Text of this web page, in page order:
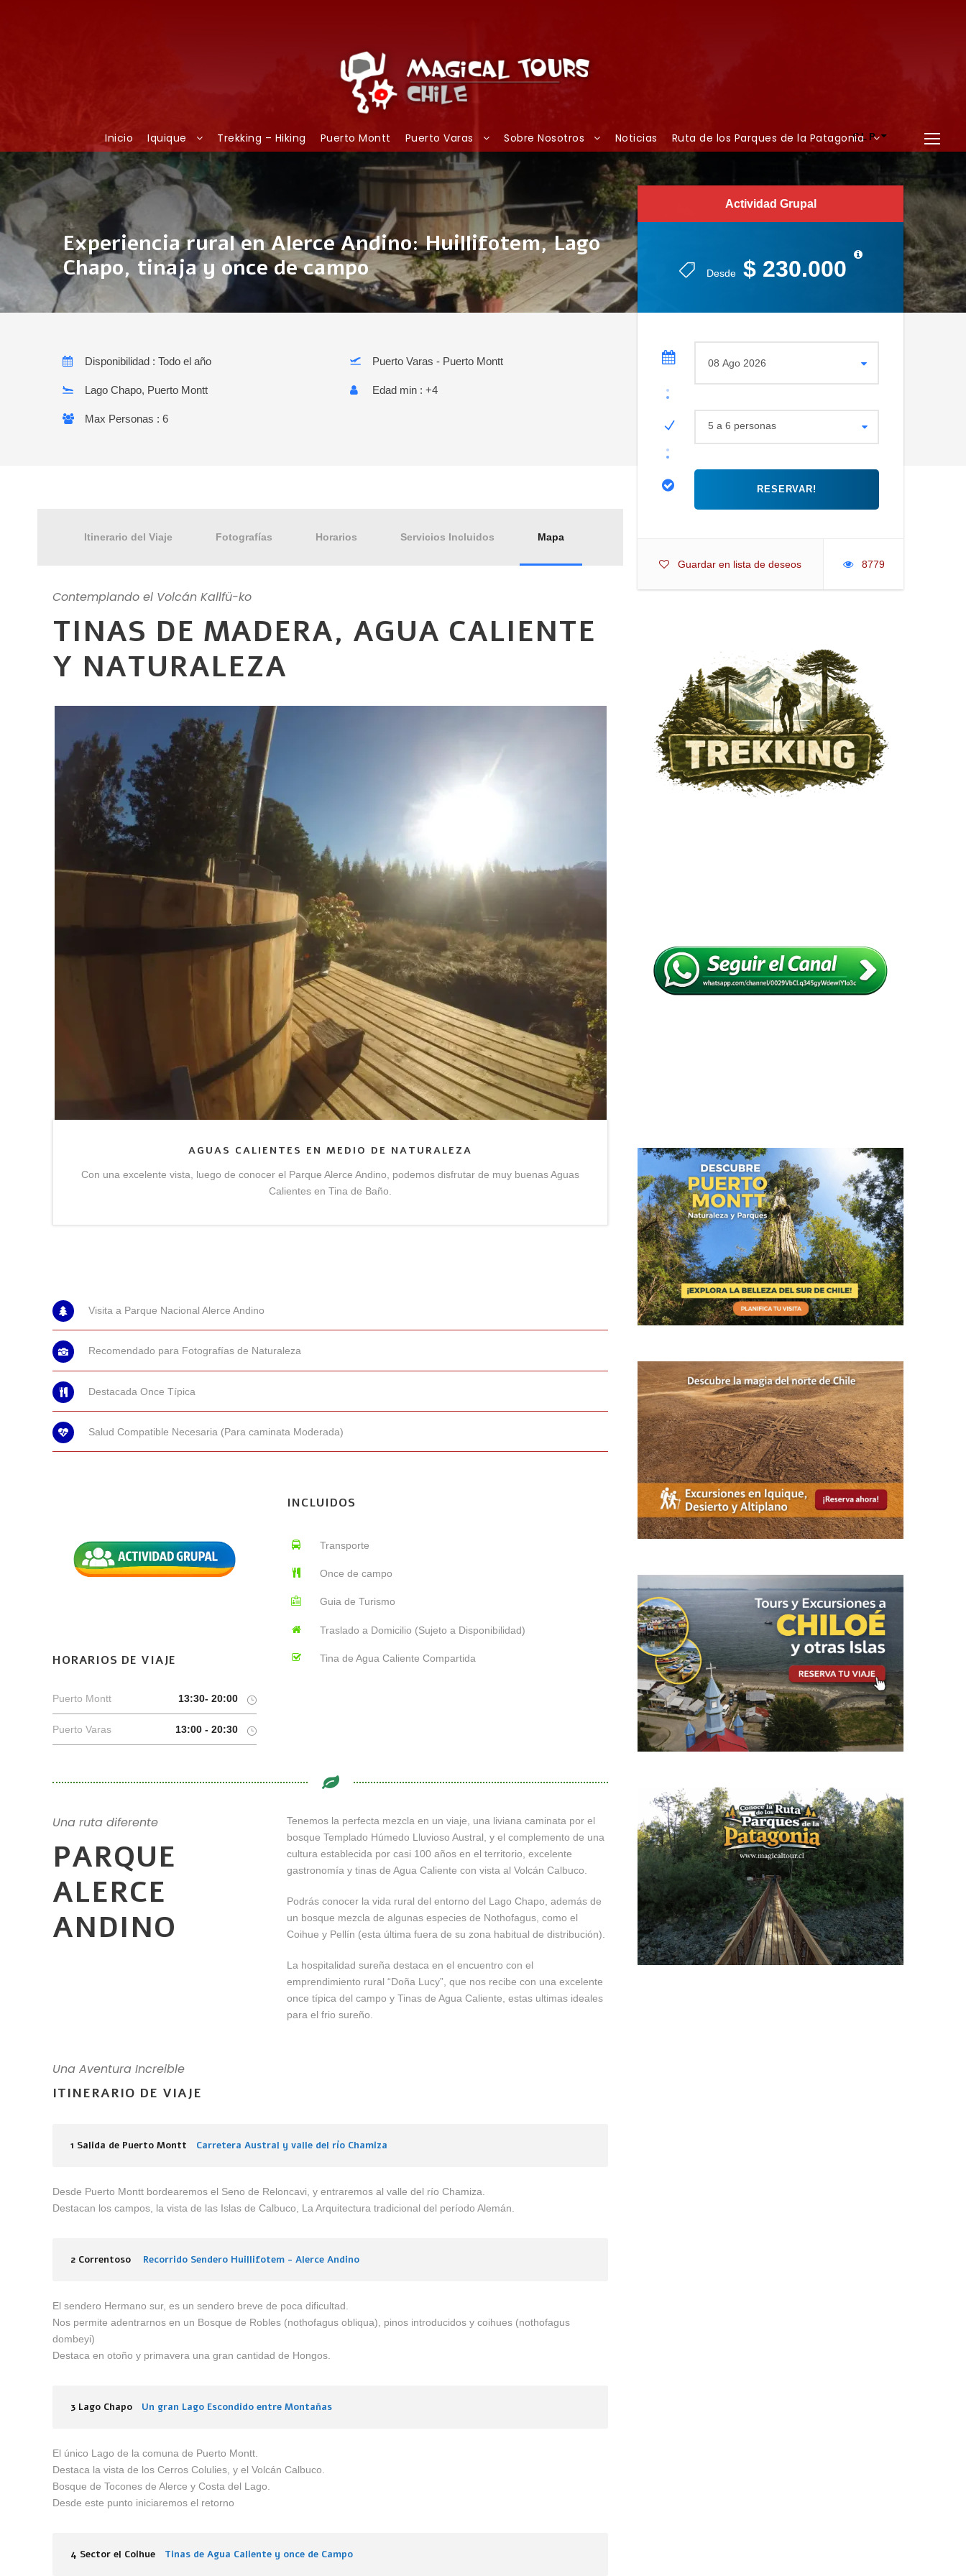
Inicio Iquique Trekking – Hiking Puerto Montt Puerto Varas Sobre Nosotros Noticias Ruta de los Parques de la PatagoniaCLP
Experiencia rural en Alerce Andino: Huillifotem, Lago
Chapo, tinaja y once de campo
Actividad Grupal
Desde $ 230.000
Actividad Grupal
Desde $ 230.000
5 a 6 personas
Guardar en lista de deseos 8779
Disponibilidad : Todo el año Puerto Varas - Puerto Montt
Lago Chapo, Puerto Montt Edad min : +4
Max Personas : 6
Itinerario del Viaje Fotografías Horarios Servicios Incluidos Mapa
Contemplando el Volcán Kallfü-ko
TINAS DE MADERA, AGUA CALIENTE
Y NATURALEZA
AGUAS CALIENTES EN MEDIO DE NATURALEZA
Con una excelente vista, luego de conocer el Parque Alerce Andino, podemos disfrutar de muy buenas Aguas
Calientes en Tina de Baño.
Visita a Parque Nacional Alerce Andino
Recomendado para Fotografías de Naturaleza
Destacada Once Típica
Salud Compatible Necesaria (Para caminata Moderada)
HORARIOS DE VIAJE
Puerto Montt 13:30- 20:00
Puerto Varas 13:00 - 20:30
INCLUIDOS
Transporte
Once de campo
Guia de Turismo
Traslado a Domicilio (Sujeto a Disponibilidad)
Tina de Agua Caliente Compartida
Una ruta diferente
PARQUE
ALERCE
ANDINO
Tenemos la perfecta mezcla en un viaje, una liviana caminata por el
bosque Templado Húmedo Lluvioso Austral, y el complemento de una
cultura establecida por casi 100 años en el territorio, excelente
gastronomía y tinas de Agua Caliente con vista al Volcán Calbuco.
Podrás conocer la vida rural del entorno del Lago Chapo, además de
un bosque mezcla de algunas especies de Nothofagus, como el
Coihue y Pellín (esta última fuera de su zona habitual de distribución).
La hospitalidad sureña destaca en el encuentro con el
emprendimiento rural “Doña Lucy”, que nos recibe con una excelente
once típica del campo y Tinas de Agua Caliente, estas ultimas ideales
para el frio sureño.
Una Aventura Increible
ITINERARIO DE VIAJE
1 Salida de Puerto Montt Carretera Austral y valle del río Chamiza
Desde Puerto Montt bordearemos el Seno de Reloncavi, y entraremos al valle del río Chamiza.
Destacan los campos, la vista de las Islas de Calbuco, La Arquitectura tradicional del período Alemán.
2 Correntoso Recorrido Sendero Huillifotem - Alerce Andino
El sendero Hermano sur, es un sendero breve de poca dificultad.
Nos permite adentrarnos en un Bosque de Robles (nothofagus obliqua), pinos introducidos y coihues (nothofagus
dombeyi)
Destaca en otoño y primavera una gran cantidad de Hongos.
3 Lago Chapo Un gran Lago Escondido entre Montañas
El único Lago de la comuna de Puerto Montt.
Destaca la vista de los Cerros Colulies, y el Volcán Calbuco.
Bosque de Tocones de Alerce y Costa del Lago.
Desde este punto iniciaremos el retorno
4 Sector el Coihue Tinas de Agua Caliente y once de Campo